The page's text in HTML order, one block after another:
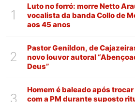
1
Luto no forró: morre Netto
vocalista da banda Collo de
aos 45 anos
2
Pastor Genildon, de
novo louvor autoral
Deus”
3
Homem é baleado após
com a PM durante suposto